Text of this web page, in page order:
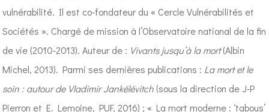
vulnérabilité. Il est co-fondateur du « Cercle Vulnérabilités et
Sociétés ». Chargé de mission à l’Observatoire national de la fin
de vie (2010-2013). Auteur de : Vivants jusqu’à la mort(Albin
Michel, 2013). Parmi ses dernières publications : La mort et le
soin : autour de Vladimir Jankélévitch (sous la direction de J-P
Pierron et E. Lemoine, PUF, 2016) ; « La mort moderne : ‘tabous’